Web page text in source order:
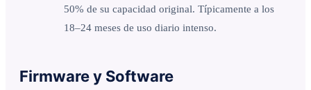
50% de su capacidad original. Típicamente a los
18–24 meses de uso diario intenso.
Firmware y Software